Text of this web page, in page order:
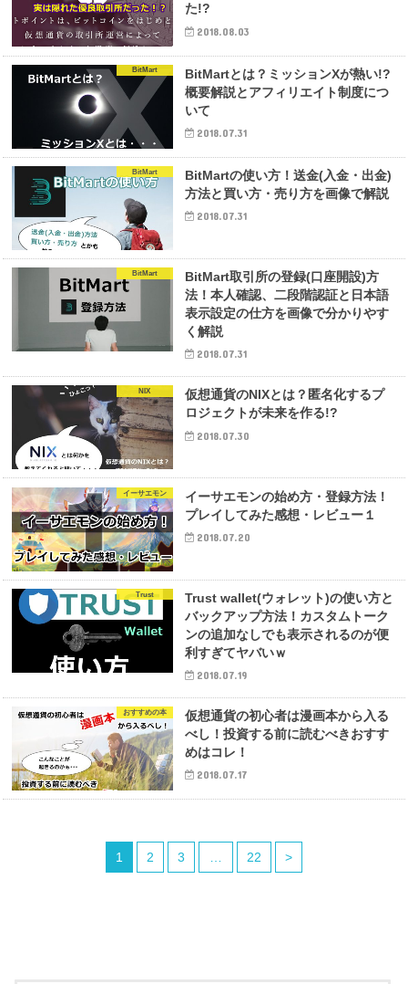
た!?
2018.08.03
BitMart
BitMartとは？ミッションXが熱い!?
概要解説とアフィリエイト制度につ
いて
2018.07.31
BitMart
BitMartの使い方！送金(入金・出金)
方法と買い方・売り方を画像で解説
2018.07.31
BitMart
BitMart取引所の登録(口座開設)方
法！本人確認、二段階認証と日本語
表示設定の仕方を画像で分かりやす
く解説
2018.07.31
NIX
仮想通貨のNIXとは？匿名化するプ
ロジェクトが未来を作る!?
2018.07.30
イーサエモン
イーサエモンの始め方・登録方法！
プレイしてみた感想・レビュー１
2018.07.20
Trust
Trust wallet(ウォレット)の使い方と
バックアップ方法！カスタムトーク
ンの追加なしでも表示されるのが便
利すぎてヤバいｗ
2018.07.19
おすすめの本
仮想通貨の初心者は漫画本から入る
べし！投資する前に読むべきおすす
めはコレ！
2018.07.17
1 2 3 22 >